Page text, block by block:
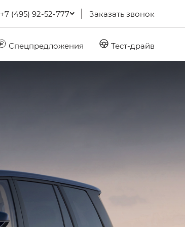
+7 (495) 92-52-777 Заказать звонок
Спецпредложения Тест-драйв